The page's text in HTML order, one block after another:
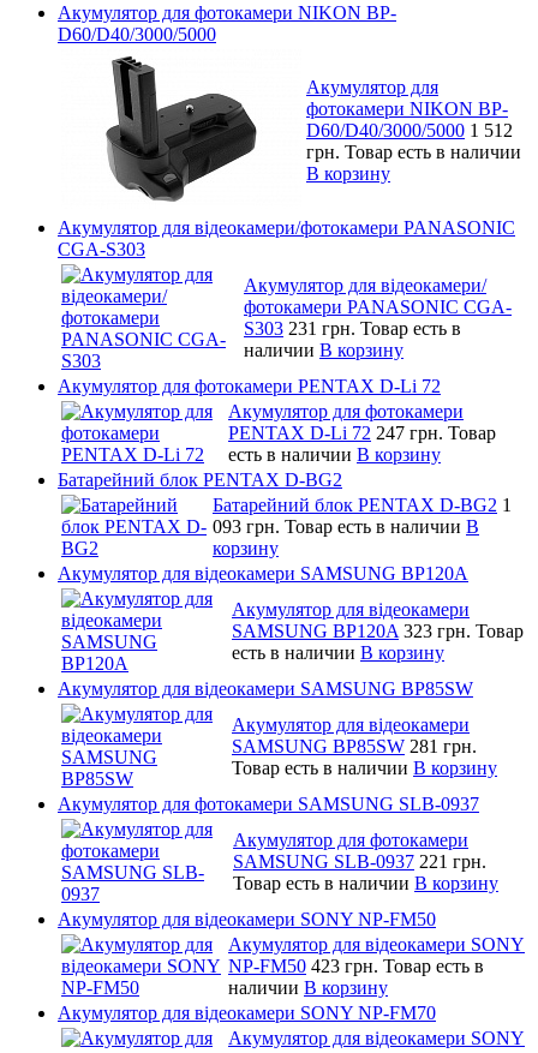
Акумулятор для фотокамери NIKON BP-
D60/D40/3000/5000
Акумулятор для
фотокамери NIKON BP-
D60/D40/3000/5000 1 512
грн. Товар есть в наличии
В корзину
Акумулятор для відеокамери/фотокамери PANASONIC
CGA-S303
Акумулятор для відеокамери/
фотокамери PANASONIC CGA-
S303 231 грн. Товар есть в
наличии В корзину
Акумулятор для фотокамери PENTAX D-Li 72
Акумулятор для фотокамери
PENTAX D-Li 72 247 грн. Товар
есть в наличии В корзину
Батарейний блок PENTAX D-BG2
Батарейний блок PENTAX D-BG2 1
093 грн. Товар есть в наличии В
корзину
Акумулятор для відеокамери SAMSUNG BP120A
Акумулятор для відеокамери
SAMSUNG BP120A 323 грн. Товар
есть в наличии В корзину
Акумулятор для відеокамери SAMSUNG BP85SW
Акумулятор для відеокамери
SAMSUNG BP85SW 281 грн.
Товар есть в наличии В корзину
Акумулятор для фотокамери SAMSUNG SLB-0937
Акумулятор для фотокамери
SAMSUNG SLB-0937 221 грн.
Товар есть в наличии В корзину
Акумулятор для відеокамери SONY NP-FM50
Акумулятор для відеокамери SONY
NP-FM50 423 грн. Товар есть в
наличии В корзину
Акумулятор для відеокамери SONY NP-FM70
Акумулятор для відеокамери SONY